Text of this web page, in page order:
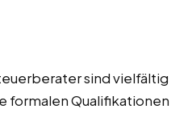
sind vielfältig
formalen Qualifikationen